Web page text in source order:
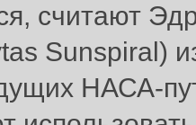
считают
Sunspiral)
НАСА-